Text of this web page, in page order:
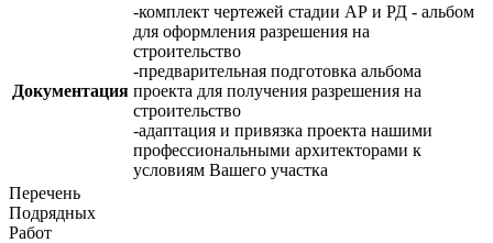
Документация
-комплект чертежей стадии АР и РД - альбом
для оформления разрешения на
строительство
-предварительная подготовка альбома
проекта для получения разрешения на
строительство
-адаптация и привязка проекта нашими
профессиональными архитекторами к
условиям Вашего участка
Перечень
Подрядных
Работ